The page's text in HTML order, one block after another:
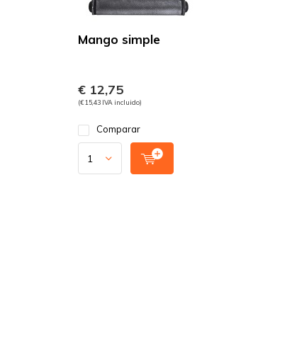
Mango simple
€ 12,75
(€ 15,43 IVA incluido)
Comparar